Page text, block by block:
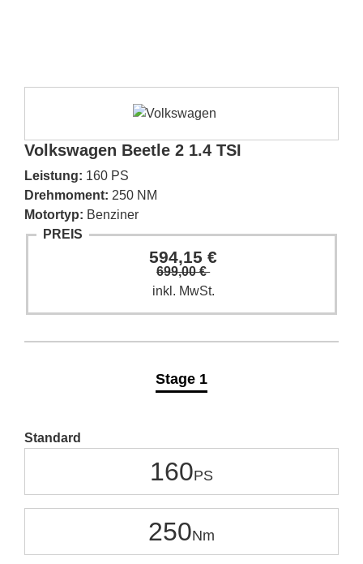
Volkswagen Beetle 2 1.4 TSI
Leistung: 160 PS
Drehmoment: 250 NM
Motortyp: Benziner
PREIS
594,15 €
699,00 €
inkl. MwSt.
Stage 1
Standard
160
250